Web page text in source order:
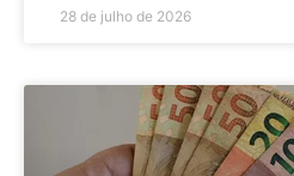
28 de julho de 2026